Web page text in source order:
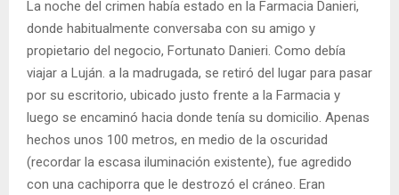
La noche del crimen había estado en la Farmacia Danieri,
donde habitualmente conversaba con su amigo y
propietario del negocio, Fortunato Danieri. Como debía
viajar a Luján. a la madrugada, se retiró del lugar para pasar
por su escritorio, ubicado justo frente a la Farmacia y
luego se encaminó hacia donde tenía su domicilio. Apenas
hechos unos 100 metros, en medio de la oscuridad
(recordar la escasa iluminación existente), fue agredido
con una cachiporra que le destrozó el cráneo. Eran